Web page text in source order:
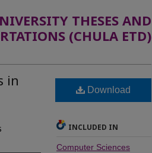
THESES AND
(CHULA ETD)
in Download
INCLUDED IN
Computer Sciences